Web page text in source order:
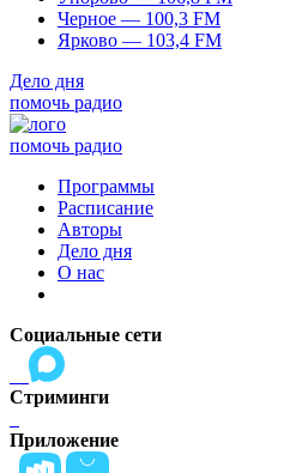
Черное — 100,3 FM
Ярково — 103,4 FM
Дело дня
помочь радио
помочь радио
Программы
Расписание
Авторы
Дело дня
О нас
Социальные сети
Стриминги
Приложение